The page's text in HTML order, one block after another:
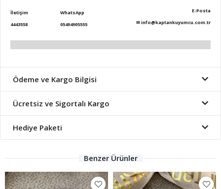
İletişim
4443558
WhatsApp
05494905555
E-Posta
✉info@kaptankuyumcu.com.tr
Ödeme ve Kargo Bilgisi
Ücretsiz ve Sigortalı Kargo
Hediye Paketi
Benzer Ürünler